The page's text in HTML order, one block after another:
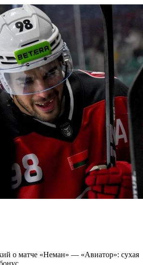
о матче «Неман» — «Авиатор»: сухая